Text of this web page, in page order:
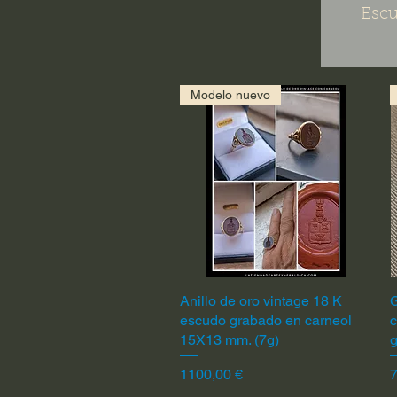
Vista rápida
Modelo nuevo
Anillo de oro vintage 18 K
escudo grabado en carneol
15X13 mm. (7g)
Precio
1100,00 €